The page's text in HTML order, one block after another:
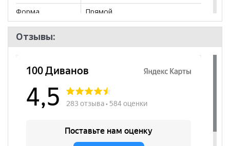
Форма
Прямой
Наличие
подлокотников
нет
подушки
Стиль
Современный
Отзывы: